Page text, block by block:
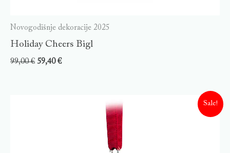
Novogodišnje dekoracije 2025
Holiday Cheers Bigl
99,00€ 59,40€
Sale!